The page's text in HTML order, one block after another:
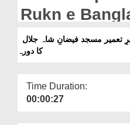
Our Websites
More
Rukn e
Mushawrat
Tameer
کا دورہ
Time Duration:
00:00:27